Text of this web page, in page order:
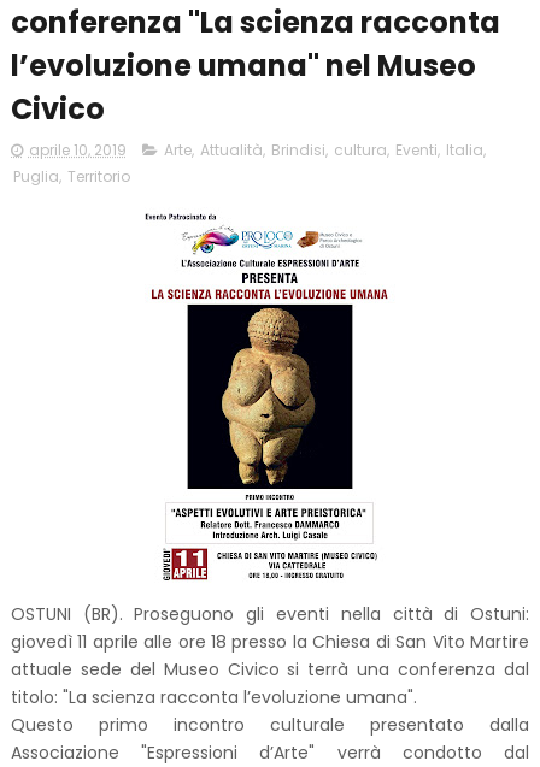
conferenza "La scienza racconta
l’evoluzione umana" nel Museo
Civico
aprile 10, 2019 Arte, Attualità, Brindisi, cultura, Eventi, Italia,
Puglia, Territorio
OSTUNI (BR). Proseguono gli eventi nella città di Ostuni:
giovedì 11 aprile alle ore 18 presso la Chiesa di San Vito Martire
attuale sede del Museo Civico si terrà una conferenza dal
titolo: "La scienza racconta l’evoluzione umana".
Questo primo incontro culturale presentato dalla
Associazione "Espressioni d’Arte" verrà condotto dal